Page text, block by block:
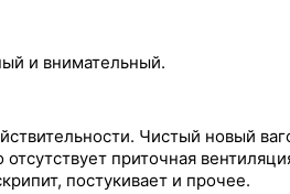
и внимательный.
Чистый новый
приточная
постукивает и прочее.